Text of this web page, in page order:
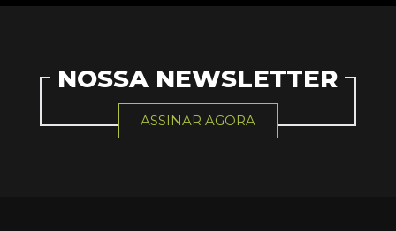
NOSSA NEWSLETTER
ASSINAR AGORA